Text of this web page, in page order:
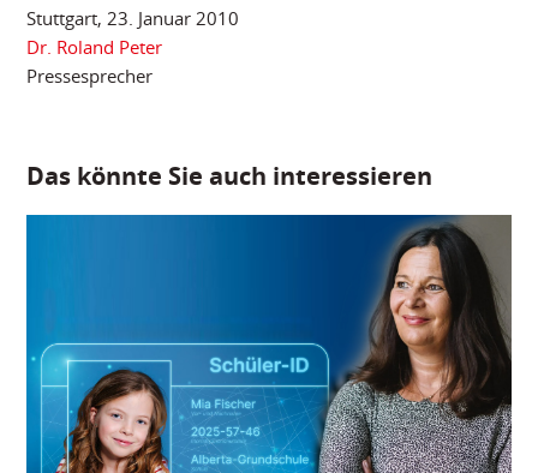
Stuttgart, 23. Januar 2010
Dr. Roland Peter
Pressesprecher
Das könnte Sie auch interessieren